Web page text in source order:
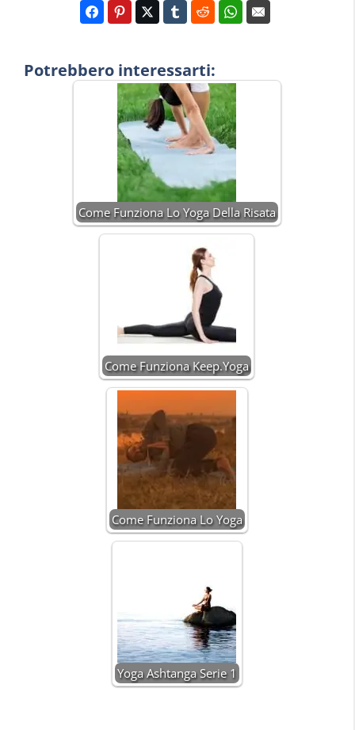
Potrebbero interessarti:
Come Funziona Lo Yoga Della Risata
Come Funziona Keep.Yoga
Come Funziona Lo Yoga
Yoga Ashtanga Serie 1